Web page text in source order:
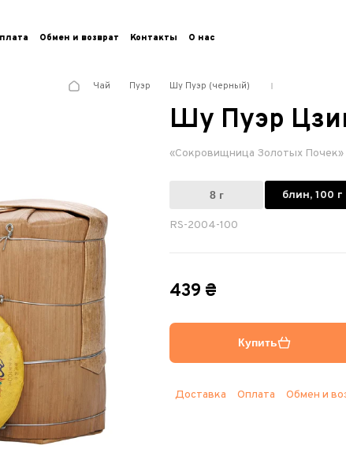
Обмен и возврат Контакты О нас
Чай Пуэр Шу Пуэр (черный)
Шу Пуэр
«Сокровищница Золотых Почек»
8 г блин, 100 г
RS-2004-100
439 ₴
Купить
Доставка Оплата Обмен и